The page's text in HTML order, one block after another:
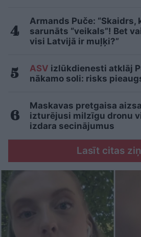
Armands Puče: “Skaidrs,
sarunāts “veikals”! Bet
visi Latvijā ir muļķi?”
ASV izlūkdienesti atklāj
nākamo soli: risks
Maskavas pretgaisa
izturējusi milzīgu dronu
izdara secinājumus
Lasīt citas